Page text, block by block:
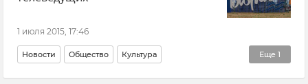
1 июля 2015, 17:46
Еще 1
Новости Общество Культура
Туристический сезон-2015